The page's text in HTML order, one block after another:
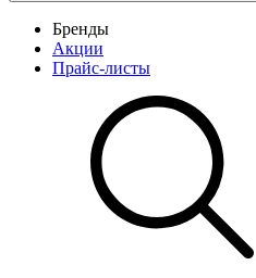
Бренды
Акции
Прайс-листы